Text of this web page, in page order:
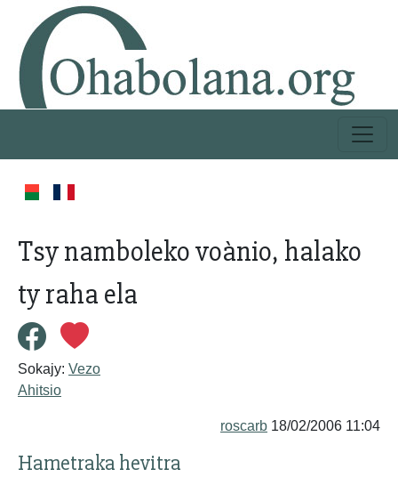
Tsy namboleko voànio, halako
ty raha ela
Sokajy: Vezo
Ahitsio
roscarb 18/02/2006 11:04
Hametraka hevitra